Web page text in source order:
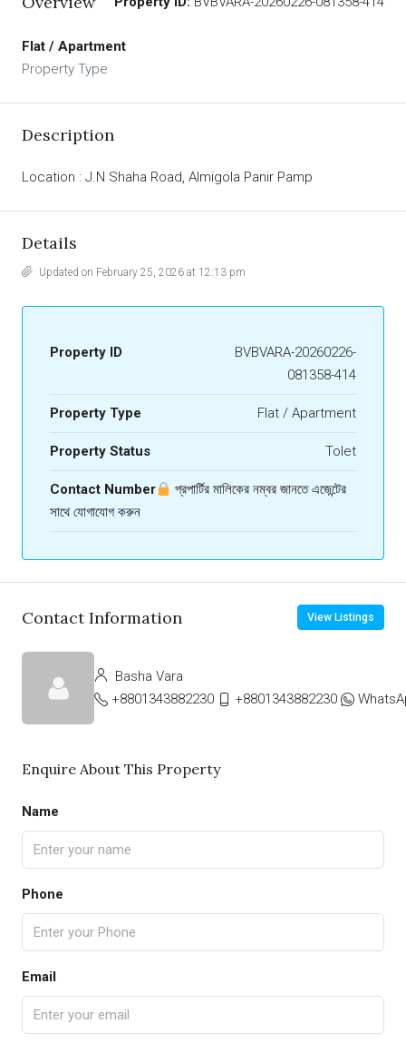
Flat / Apartment
Property Type
Description
Location : J.N Shaha Road, Almigola Panir Pamp
Details
Updated on February 25, 2026 at 12:13 pm
Property ID
BVBVARA-20260226-
081358-414
Property Type Flat / Apartment
Property Status Tolet
Contact Number
প্রপার্টির মালিকের নম্বর জানতে এজেন্টের
সাথে যোগাযোগ করুন
Contact Information View Listings
Basha Vara
+8801343882230
+8801343882230
Enquire About This Property
Name
Phone
Email